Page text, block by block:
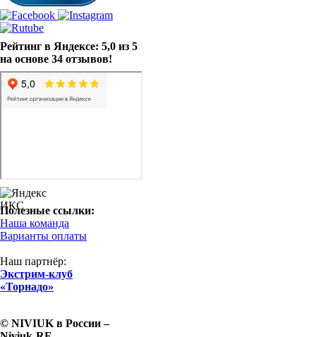
Рейтинг в Яндексе: 5,0 из 5
на основе 34 отзывов!
Полезные ссылки:
Наша команда
Варианты оплаты
Наш партнёр:
Экстрим-клуб
«Торнадо»
© NIVIUK в России –